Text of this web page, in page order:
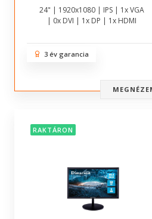
24" | 1920x1080 | IPS | 1x VGA
| 0x DVI | 1x DP | 1x HDMI
3 év garancia
RAKTÁRON